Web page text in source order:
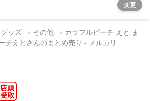
変更
ッズ その他
カラフルピーチ えと ま
チえとさんのまとめ売り - メルカリ